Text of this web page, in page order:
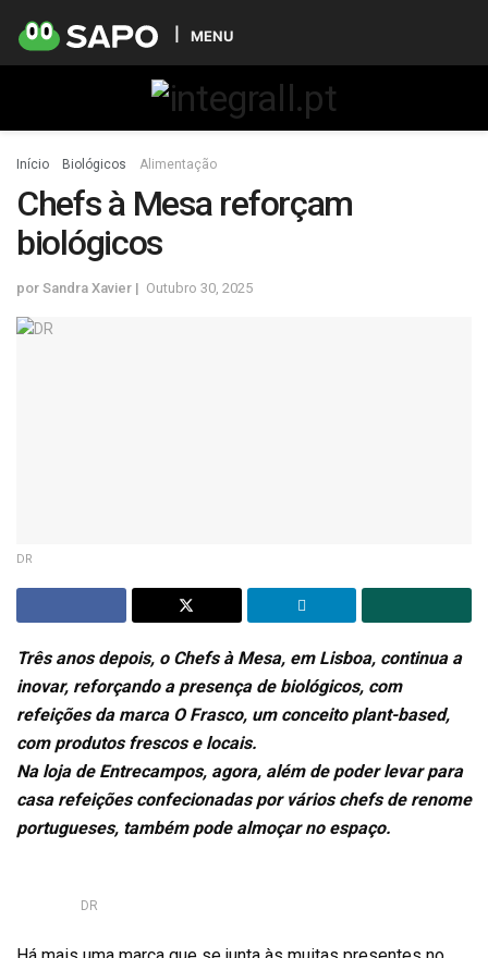
MENU
Início Biológicos Alimentação
Chefs à Mesa reforçam
biológicos
por Sandra Xavier Outubro 30, 2025
DR
Três anos depois, o Chefs à Mesa, em Lisboa, continua a
inovar, reforçando a presença de biológicos, com
refeições da marca O Frasco, um conceito plant-based,
com produtos frescos e locais.
Na loja de Entrecampos, agora, além de poder levar para
casa refeições confecionadas por vários chefs de renome
portugueses, também pode almoçar no espaço.
DR